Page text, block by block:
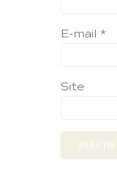
E-mail *
Site